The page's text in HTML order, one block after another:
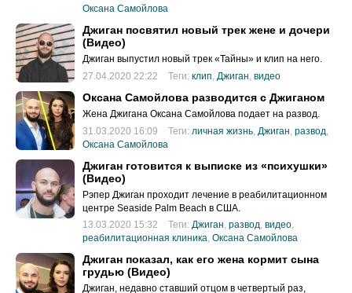
Оксана Самойлова
Джиган посвятил новый трек жене и дочери
(Видео)
Джиган выпустил новый трек «Тайны» и клип на него.
27.04.2020 22:22
Теги: клип, Джиган, видео
Оксана Самойлова разводится с Джиганом
Жена Джигана Оксана Самойлова подает на развод.
31.03.2020 16:09
Теги: личная жизнь, Джиган, развод,
Оксана Самойлова
Джиган готовится к выписке из «психушки»
(Видео)
Рэпер Джиган проходит лечение в реабилитационном
центре Seaside Palm Beach в США.
13.03.2020 15:32
Теги: Джиган, развод, видео,
реабилитационная клиника, Оксана Самойлова
Джиган показал, как его жена кормит сына
грудью (Видео)
Джиган, недавно ставший отцом в четвертый раз,